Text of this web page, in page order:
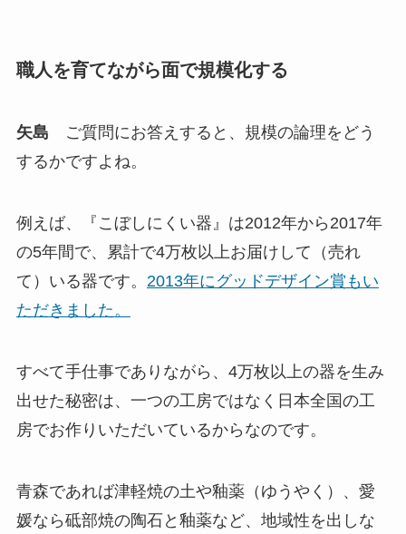
職人を育てながら面で規模化する
矢島 ご質問にお答えすると、規模の論理をどう
するかですよね。
例えば、『こぼしにくい器』は2012年から2017年
の5年間で、累計で4万枚以上お届けして（売れ
て）いる器です。 2013年にグッドデザイン賞もい
ただきました。
すべて手仕事でありながら、4万枚以上の器を生み
出せた秘密は、一つの工房ではなく日本全国の工
房でお作りいただいているからなのです。
青森であれば津軽焼の土や釉薬（ゆうやく）、愛
媛なら砥部焼の陶石と釉薬など、地域性を出しな